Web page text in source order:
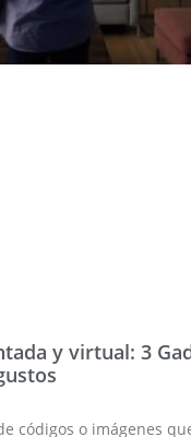
y virtual: 3
códigos o imágenes